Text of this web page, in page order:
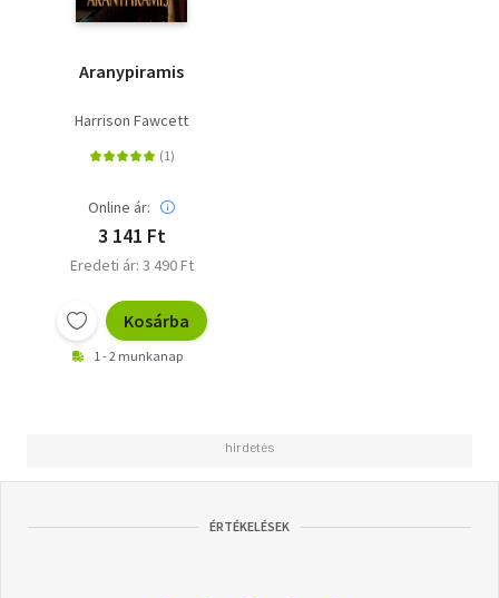
Aranypiramis
Harrison Fawcett
Online ár:
3 141 Ft
Eredeti ár: 3 490 Ft
Kosárba
1 - 2 munkanap
ÉRTÉKELÉSEK